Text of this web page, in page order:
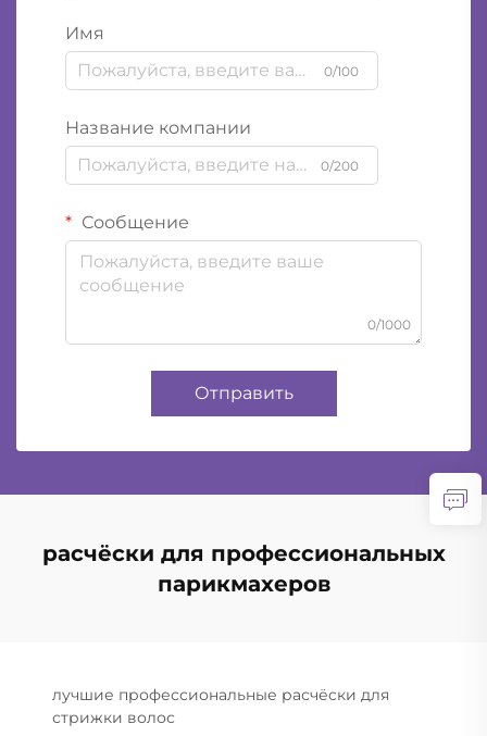
Имя
0/100
Название компании
0/200
Сообщение
0/1000
Отправить
расчёски для профессиональных
парикмахеров
лучшие профессиональные расчёски для
стрижки волос